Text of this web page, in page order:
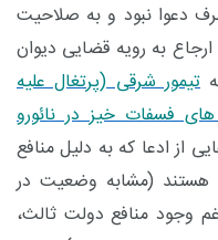
دعوا نبود و به صلاحیت
به رویه قضایی دیوان
تیمور شرقی (پرتغال علیه
فسفات خیز در نائورو
از ادعا که به دلیل منافع
هستند (مشابه وضعیت در
وجود منافع دولت ثالث،